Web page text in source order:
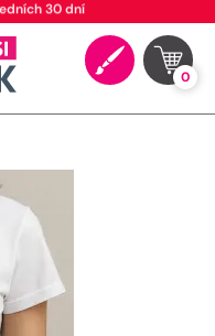
30 dní
0